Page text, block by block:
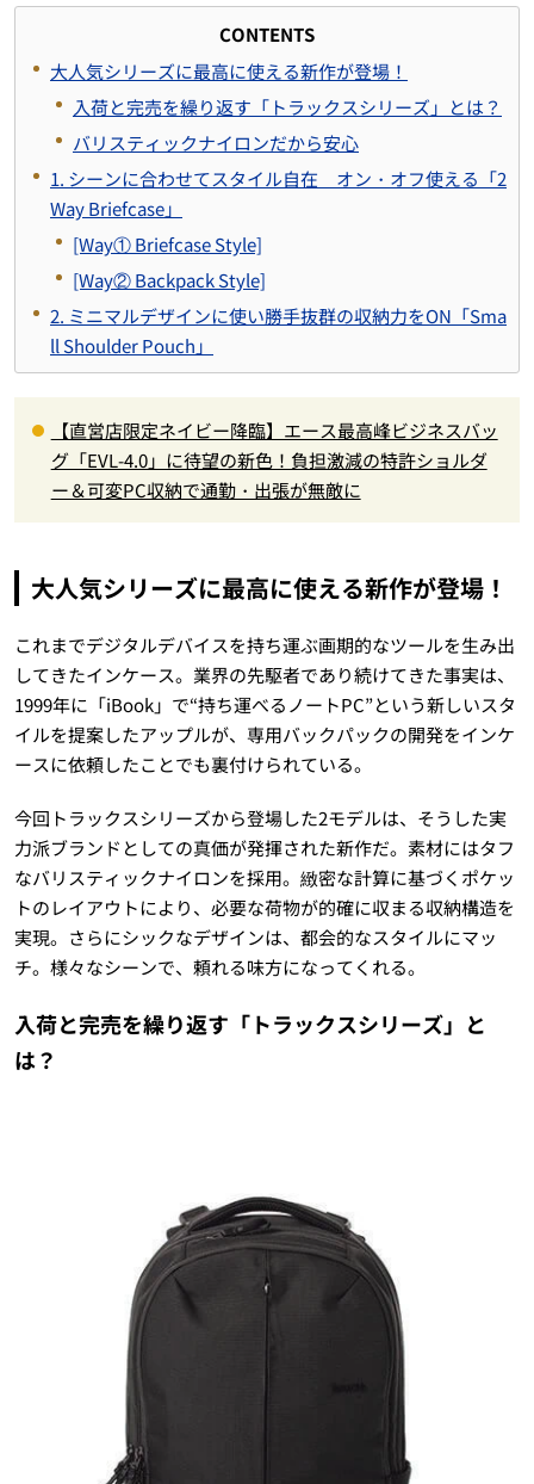
CONTENTS
大人気シリーズに最高に使える新作が登場！
入荷と完売を繰り返す「トラックスシリーズ」とは？
バリスティックナイロンだから安心
1. シーンに合わせてスタイル自在 オン・オフ使える「2
Way Briefcase」
[Way① Briefcase Style]
[Way② Backpack Style]
2. ミニマルデザインに使い勝手抜群の収納力をON「Sma
ll Shoulder Pouch」
【直営店限定ネイビー降臨】エース最高峰ビジネスバッ
グ「EVL-4.0」に待望の新色！負担激減の特許ショルダ
ー＆可変PC収納で通勤・出張が無敵に
大人気シリーズに最高に使える新作が登場！
これまでデジタルデバイスを持ち運ぶ画期的なツールを生み出
してきたインケース。業界の先駆者であり続けてきた事実は、
1999年に「iBook」で“持ち運べるノートPC”という新しいスタ
イルを提案したアップルが、専用バックパックの開発をインケ
ースに依頼したことでも裏付けられている。
今回トラックスシリーズから登場した2モデルは、そうした実
力派ブランドとしての真価が発揮された新作だ。素材にはタフ
なバリスティックナイロンを採用。緻密な計算に基づくポケッ
トのレイアウトにより、必要な荷物が的確に収まる収納構造を
実現。さらにシックなデザインは、都会的なスタイルにマッ
チ。様々なシーンで、頼れる味方になってくれる。
入荷と完売を繰り返す「トラックスシリーズ」と
は？